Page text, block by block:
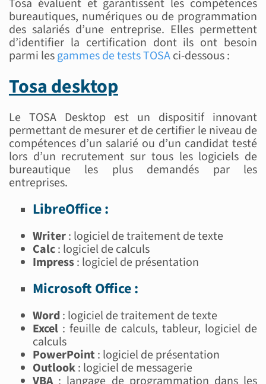
Tosa évaluent et garantissent les compétences
bureautiques, numériques ou de programmation
des salariés d’une entreprise. Elles permettent
d’identifier la certification dont ils ont besoin
parmi lesgammes de tests TOSAci-dessous :
Tosa desktop
Le TOSA Desktop est un dispositif innovant
permettant de mesurer et de certifier le niveau de
compétences d’un salarié ou d’un candidat testé
lors d’un recrutement sur tous les logiciels de
bureautique les plus demandés par les
entreprises.
LibreOffice :
Writer: logiciel de traitement de texte
Calc: logiciel de calculs
Impress: logiciel de présentation
Microsoft Office :
Word: logiciel de traitement de texte
Excel: feuille de calculs, tableur, logiciel de
calculs
PowerPoint: logiciel de présentation
Outlook: logiciel de messagerie